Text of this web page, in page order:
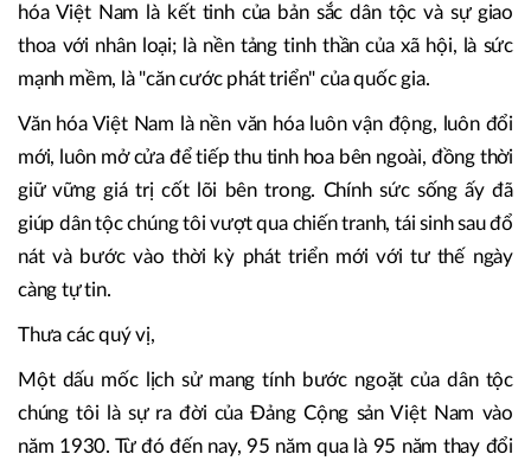
Nam đã hình thành một nền văn hiến lâu đời, lấy lòng dân
làm gốc, lấy đạo lý nhân nghĩa làm nền, lấy tinh thần độc
lập và tự chủ làm mạch sống. Nói về Việt Nam là nói về
nghệ thuật, mà còn là năng lực nội sinh để trường tồn. Văn
hóa Việt Nam là kết tinh của bản sắc dân tộc và sự giao
thoa với nhân loại; là nền tảng tinh thần của xã hội, là sức
mạnh mềm, là "căn cước phát triển" của quốc gia.
Văn hóa Việt Nam là nền văn hóa luôn vận động, luôn đổi
giữ vững giá trị cốt lõi bên trong. Chính sức sống ấy đã
giúp dân tộc chúng tôi vượt qua chiến tranh, tái sinh sau đổ
nát và bước vào thời kỳ phát triển mới với tư thế ngày
càng tự tin.